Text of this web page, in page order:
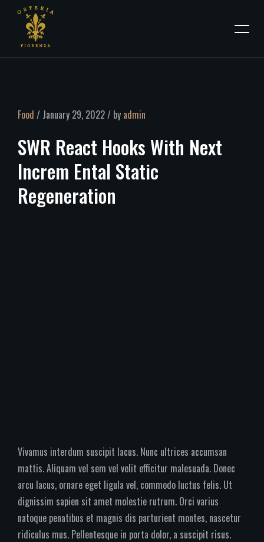
Food / January 29, 2022 / by admin
SWR React Hooks With Next
Increm Ental Static
Regeneration
Vivamus interdum suscipit lacus. Nunc ultrices accumsan
mattis. Aliquam vel sem vel velit efficitur malesuada. Donec
arcu lacus, ornare eget ligula vel, commodo luctus felis. Ut
dignissim sapien sit amet molestie rutrum. Orci varius
natoque penatibus et magnis dis parturient montes, nascetur
ridiculus mus. Pellentesque in porta dolor, a suscipit risus.